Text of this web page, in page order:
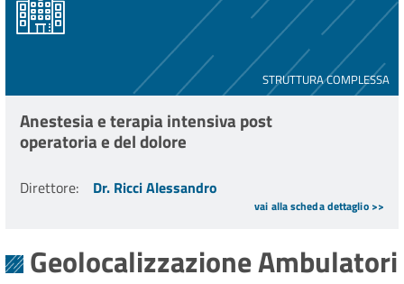
STRUTTURA COMPLESSA
Anestesia e terapia intensiva post
operatoria e del dolore
Direttore: Dr. Ricci Alessandro
vai alla scheda dettaglio >>
Geolocalizzazione Ambulatori